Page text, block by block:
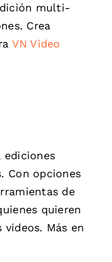
multi-
Crea
VN Video
ediciones
Con opciones
de
quieren
Más en